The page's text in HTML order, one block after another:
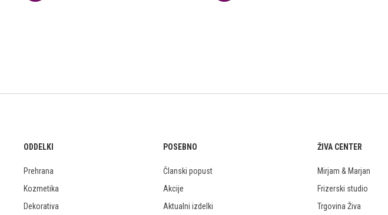
ODDELKI
Prehrana
Kozmetika
Dekorativa
POSEBNO
Članski popust
Akcije
Aktualni izdelki
ŽIVA CENTER
Mirjam & Marjan
Frizerski studio
Trgovina Živa